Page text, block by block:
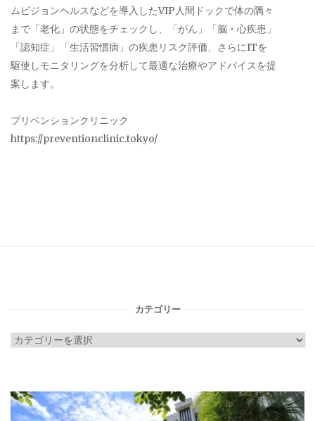
ムビジョンヘルスなどを導入したVIP人間ドックで体の隅々
まで「老化」の状態をチェックし、「がん」「脳・心疾患」
「認知症」「生活習慣病」の疾患リスク評価、さらにITを
駆使しモニタリングを分析して最適な治療やアドバイスを提
案します。
プリベンションクリニック
https://preventionclinic.tokyo/
カテゴリー
カ
リ
ー